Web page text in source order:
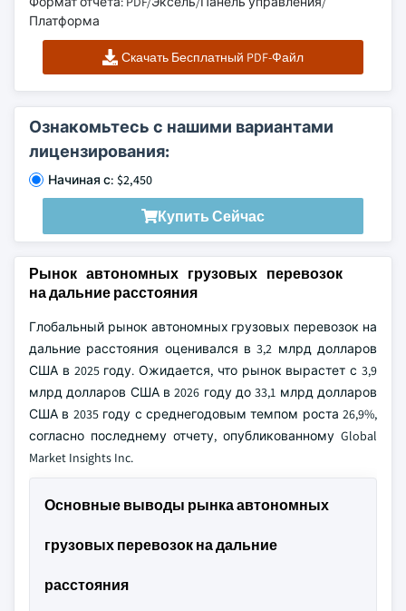
Платформа
Скачать Бесплатный PDF-Файл
Ознакомьтесь с нашими вариантами
лицензирования:
Начиная с: $2,450
Купить Сейчас
Рынок автономных грузовых перевозок
на дальние расстояния
Глобальный рынок автономных грузовых перевозок на
дальние расстояния оценивался в 3,2 млрд долларов
США в 2025 году. Ожидается, что рынок вырастет с 3,9
млрд долларов США в 2026 году до 33,1 млрд долларов
США в 2035 году с среднегодовым темпом роста 26,9%,
согласно последнему отчету, опубликованному Global
Market Insights Inc.
Основные выводы рынка автономных
грузовых перевозок на дальние
расстояния